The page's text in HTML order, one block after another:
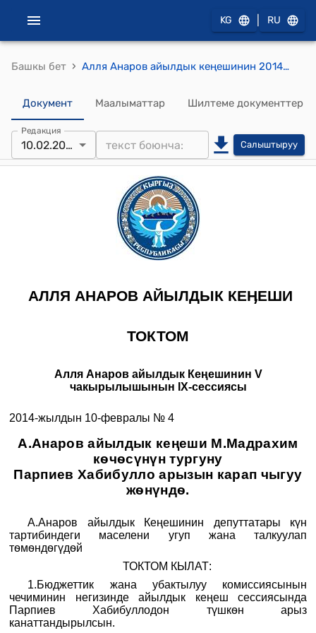
KG RU
Башкы бет › Алля Анаров айылдык кеңешинин 2014-жылдын 10-февралындагы № 4 "А.Анаров айылдык кеңеши М.Мадрахим кѳчѳсүнүн тургуну Парпиев Хабибулло арызын карап чыгуу жѳнүндѳ" токтому
Документ Маалыматтар Шилтеме документтер
Редакция
10.02.2014 Салыштыруу